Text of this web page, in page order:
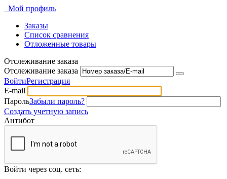
Мой профиль
Заказы
Список сравнения
Отложенные товары
Отслеживание заказа
Отслеживание заказа
ВойтиРегистрация
E-mail
ПарольЗабыли пароль?
Создать учетную запись
Антибот
Войти через соц. сеть: